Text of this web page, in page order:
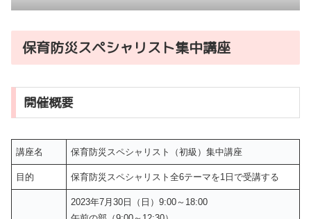
保育防災スペシャリスト集中講座
開催概要
講座名 保育防災スペシャリスト（初級）集中講座
目的 保育防災スペシャリスト全6テーマを1日で受講する
2023年7月30日（日）9:00～18:00